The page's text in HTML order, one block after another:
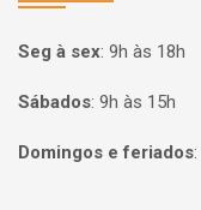
Seg à sex: 9h às 18h
Sábados: 9h às 15h
Domingos e feriados: